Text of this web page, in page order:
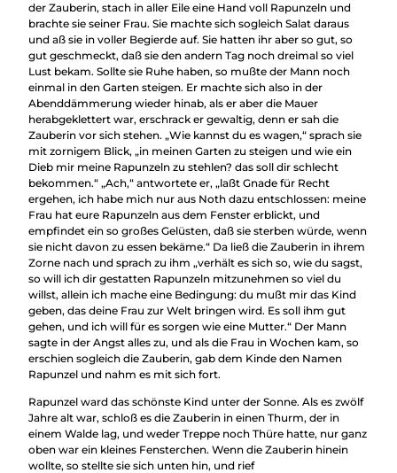
der Zauberin, stach in aller Eile eine Hand voll Rapunzeln und
brachte sie seiner Frau. Sie machte sich sogleich Salat daraus
und aß sie in voller Begierde auf. Sie hatten ihr aber so gut, so
gut geschmeckt, daß sie den andern Tag noch dreimal so viel
Lust bekam. Sollte sie Ruhe haben, so mußte der Mann noch
einmal in den Garten steigen. Er machte sich also in der
Abenddämmerung wieder hinab, als er aber die Mauer
herabgeklettert war, erschrack er gewaltig, denn er sah die
Zauberin vor sich stehen. „Wie kannst du es wagen,“ sprach sie
mit zornigem Blick, „in meinen Garten zu steigen und wie ein
Dieb mir meine Rapunzeln zu stehlen? das soll dir schlecht
bekommen.“ „Ach,“ antwortete er, „laßt Gnade für Recht
ergehen, ich habe mich nur aus Noth dazu entschlossen: meine
Frau hat eure Rapunzeln aus dem Fenster erblickt, und
empfindet ein so großes Gelüsten, daß sie sterben würde, wenn
sie nicht davon zu essen bekäme.“ Da ließ die Zauberin in ihrem
Zorne nach und sprach zu ihm „verhält es sich so, wie du sagst,
so will ich dir gestatten Rapunzeln mitzunehmen so viel du
willst, allein ich mache eine Bedingung: du mußt mir das Kind
geben, das deine Frau zur Welt bringen wird. Es soll ihm gut
gehen, und ich will für es sorgen wie eine Mutter.“ Der Mann
sagte in der Angst alles zu, und als die Frau in Wochen kam, so
erschien sogleich die Zauberin, gab dem Kinde den Namen
Rapunzel und nahm es mit sich fort.
Rapunzel ward das schönste Kind unter der Sonne. Als es zwölf
Jahre alt war, schloß es die Zauberin in einen Thurm, der in
einem Walde lag, und weder Treppe noch Thüre hatte, nur ganz
oben war ein kleines Fensterchen. Wenn die Zauberin hinein
wollte, so stellte sie sich unten hin, und rief